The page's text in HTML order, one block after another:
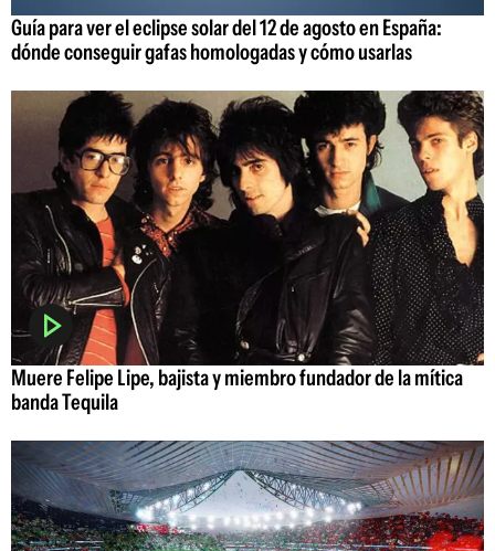
Guía para ver el eclipse solar del 12 de agosto en España:
dónde conseguir gafas homologadas y cómo usarlas
Muere Felipe Lipe, bajista y miembro fundador de la mítica
banda Tequila